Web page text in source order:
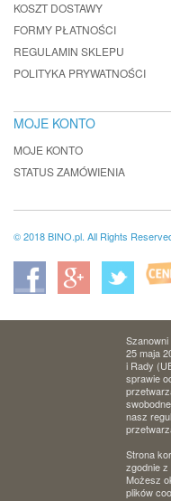
KOSZT DOSTAWY
FORMY PŁATNOŚCI
REGULAMIN SKLEPU
POLITYKA PRYWATNOŚCI
MOJE KONTO
MOJE KONTO
STATUS ZAMÓWIENIA
© 2018 BINO.pl. All Rights
25 maja
i Rady
sprawie
nasz
Strona
zgodnie z
Możesz
plików